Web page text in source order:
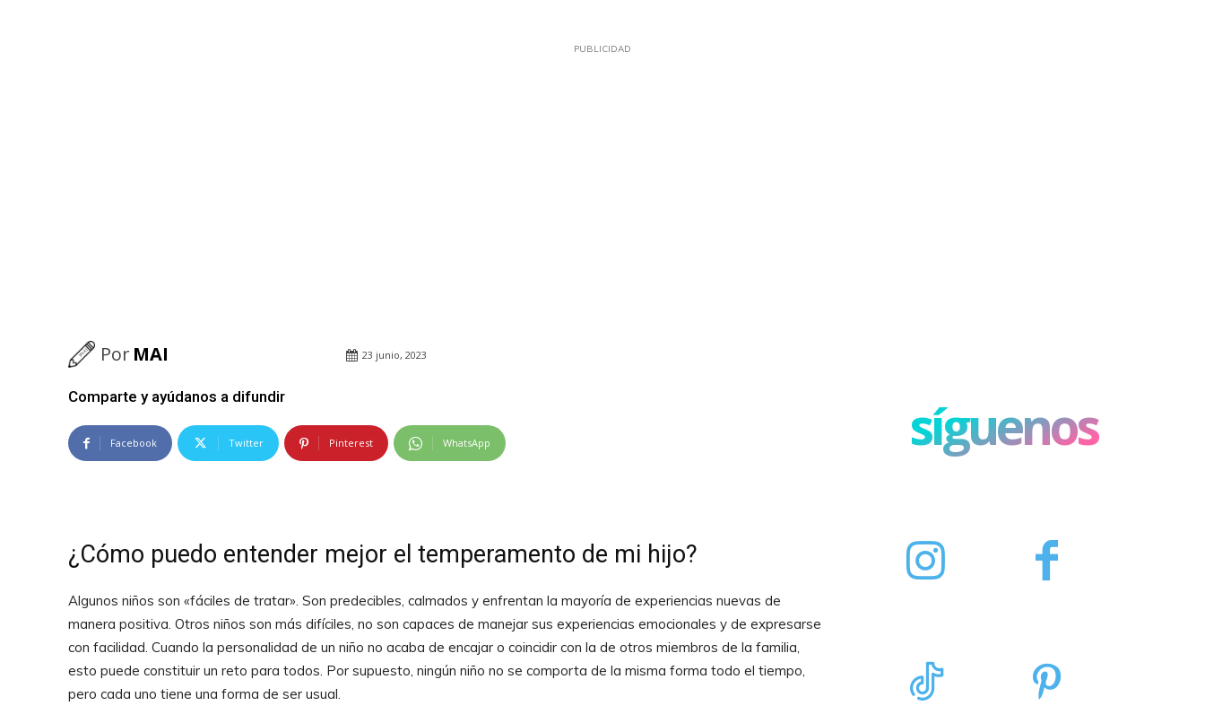
PUBLICIDAD
PorMAI 23 junio, 2023
Comparte y ayúdanos a difundir
Facebook Twitter Pinterest WhatsApp
¿Cómo puedo entender mejor el temperamento de mi hijo?
Algunos niños son «fáciles de tratar». Son predecibles, calmados y enfrentan la mayoría de experiencias nuevas de
manera positiva. Otros niños son más difíciles, no son capaces de manejar sus experiencias emocionales y de expresarse
con facilidad. Cuando la personalidad de un niño no acaba de encajar o coincidir con la de otros miembros de la familia,
esto puede constituir un reto para todos. Por supuesto, ningún niño no se comporta de la misma forma todo el tiempo,
pero cada uno tiene una forma de ser usual.
síguenos